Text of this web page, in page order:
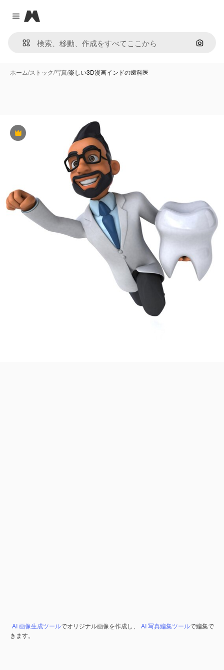
Close menu
Magnific
画像で
ホーム/ストック/写真/楽しい3D漫画インドの歯科医
Premium
AI 画像生成ツールでオリジナル画像を作成し、 AI 写真編集ツールで編集で
きます。